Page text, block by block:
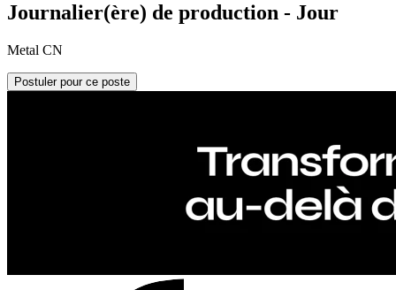
Journalier(ère) de production - Jour
Metal CN
Postuler pour ce poste